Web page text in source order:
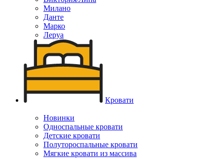
Милано
Данте
Марко
Леруа
Кровати
Новинки
Односпальные кровати
Детские кровати
Полутороспальные кровати
Мягкие кровати из массива